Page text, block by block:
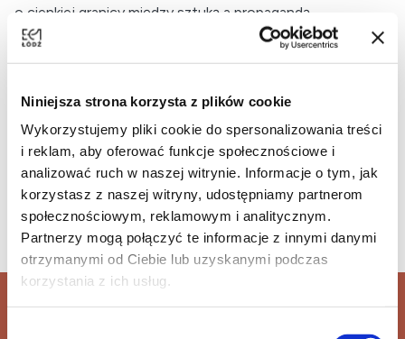
Niniejsza strona korzysta z plików cookie
Wykorzystujemy pliki cookie do spersonalizowania treści
i reklam, aby oferować funkcje społecznościowe i
analizować ruch w naszej witrynie. Informacje o tym, jak
korzystasz z naszej witryny, udostępniamy partnerom
społecznościowym, reklamowym i analitycznym.
Partnerzy mogą połączyć te informacje z innymi danymi
otrzymanymi od Ciebie lub uzyskanymi podczas
korzystania z ich usług.
o cienkiej granicy między sztuką a propagandą.
reż. Igor Ivanko
gatunek: dokument
produkcja: Ukraina, 2025
czas trwania: 85 min
Dowżenko